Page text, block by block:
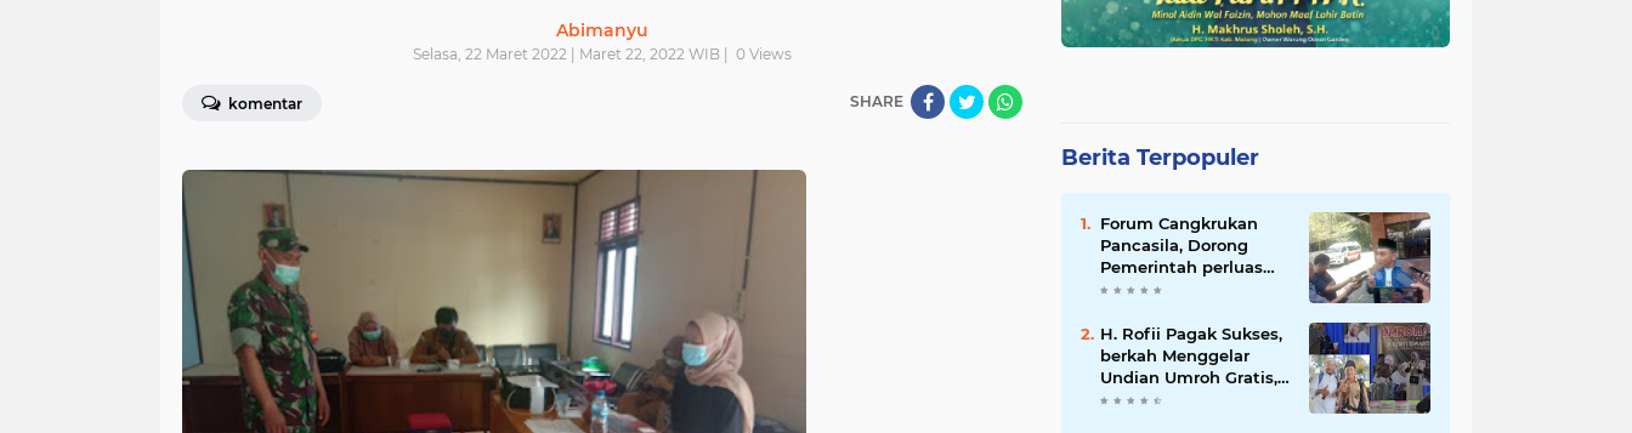
Abimanyu
Selasa, 22 Maret 2022 | Maret 22, 2022 WIB | 0 Views
komentar SHARE
Berita Terpopuler
Forum Cangkrukan
Pancasila, Dorong
Pemerintah perluas
intensif Perpajakan
UMKM.
H. Rofii Pagak Sukses,
berkah Menggelar
Undian Umroh Gratis,
Wujud Kepedulian